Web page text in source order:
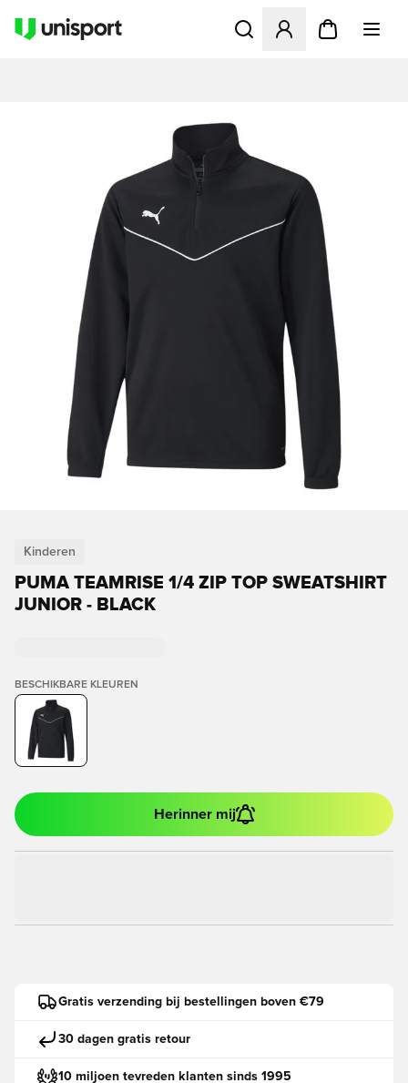
Opent een venster om in
Kinderen
PUMA TEAMRISE 1/4 ZIP TOP SWEATSHIRT
JUNIOR - BLACK
BESCHIKBARE KLEUREN
Herinner mij
Gratis verzending bij bestellingen boven €79
30 dagen gratis retour
10 miljoen tevreden klanten sinds 1995